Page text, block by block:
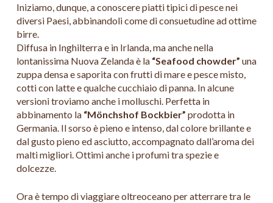
Iniziamo, dunque, a conoscere piatti tipici di pesce nei
diversi Paesi, abbinandoli come di consuetudine ad ottime
birre.
Diffusa in Inghilterra e in Irlanda, ma anche nella
lontanissima Nuova Zelanda è la “Seafood chowder” una
zuppa densa e saporita con frutti di mare e pesce misto,
cotti con latte e qualche cucchiaio di panna. In alcune
versioni troviamo anche i molluschi. Perfetta in
abbinamento la “Mönchshof Bockbier” prodotta in
Germania. Il sorso è pieno e intenso, dal colore brillante e
dal gusto pieno ed asciutto, accompagnato dall’aroma dei
malti migliori. Ottimi anche i profumi tra spezie e
dolcezze.
Ora è tempo di viaggiare oltreoceano per atterrare tra le